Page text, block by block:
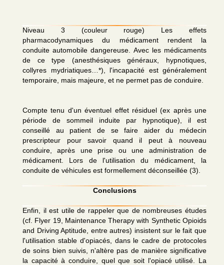
Niveau 3 (couleur rouge) Les effets
pharmacodynamiques du médicament rendent la
conduite automobile dangereuse. Avec les médicaments
de ce type (anesthésiques généraux, hypnotiques,
collyres mydriatiques…*), l'incapacité est généralement
temporaire, mais majeure, et ne permet pas de conduire.
Compte tenu d'un éventuel effet résiduel (ex après une
période de sommeil induite par hypnotique), il est
conseillé au patient de se faire aider du médecin
prescripteur pour savoir quand il peut à nouveau
conduire, après une prise ou une administration de
médicament. Lors de l'utilisation du médicament, la
conduite de véhicules est formellement déconseillée (3).
Conclusions
Enfin, il est utile de rappeler que de nombreuses études
(cf. Flyer 19, Maintenance Therapy with Synthetic Opioids
and Driving Aptitude, entre autres) insistent sur le fait que
l'utilisation stable d'opiacés, dans le cadre de protocoles
de soins bien suivis, n'altère pas de manière significative
la capacité à conduire, quel que soit l'opiacé utilisé. La